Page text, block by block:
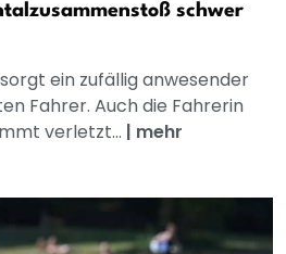
schwer
ein zufällig anwesender
Fahrer. Auch die Fahrerin
verletzt... | mehr